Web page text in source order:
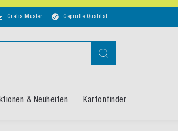
Gratis Muster Geprüfte Qualität
Suche
& Neuheiten Kartonfinder